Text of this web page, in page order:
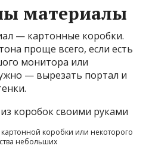
материалы
— картонные коробки.
проще всего, если есть
монитора или
— вырезать портал и
коробки или некоторого
небольших